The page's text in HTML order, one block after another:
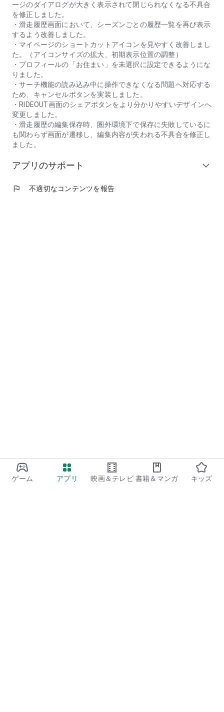
ゲーム アプリ 映画＆テレビ 書籍＆マンガ キッズ
ージのダイアログが大きく表示されて閉じられなくなる不具合
を修正しました。
・滑走履歴画面において、シーズンごとの履歴一覧を再び表示
するよう改善しました。
・マイページのショートカットアイコンを見やすく改善しまし
た。（アイコンサイズの拡大、初期表示位置の調整）
・プロフィールの「お住まい」を未選択に設定できるようにな
りました。
・サーチ機能の読み込み中に操作できなくなる問題へ対応する
ため、キャンセルボタンを実装しました。
・RIDEOUT画面のシェアボタンをより分かりやすいデザインへ
変更しました。
・滑走履歴の編集保存時、圏外環境下で保存に失敗しているに
も関わらず画面が遷移し、編集内容が失われる不具合を修正し
ました。
アプリのサポート expand_more
flag 不適切なコンテンツを報告